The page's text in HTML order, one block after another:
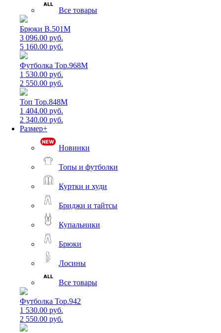
Все товары
Брюки B.501M
3 096.00 руб.
5 160.00 руб.
Футболка Top.968M
1 530.00 руб.
2 550.00 руб.
Топ Top.848M
1 404.00 руб.
2 340.00 руб.
Размер+
Новинки
Топы и футболки
Куртки и худи
Бриджи и тайтсы
Купальники
Брюки
Лосины
Все товары
Футболка Top.942
1 530.00 руб.
2 550.00 руб.